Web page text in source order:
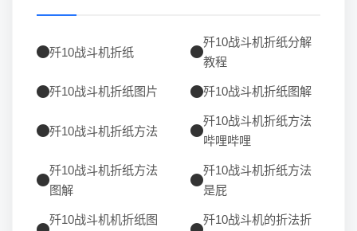
歼10战斗机折纸
歼10战斗机折纸分解
教程
歼10战斗机折纸图片 歼10战斗机折纸图解
歼10战斗机折纸方法
歼10战斗机折纸方法
哔哩哔哩
歼10战斗机折纸方法
图解
歼10战斗机折纸方法
是屁
歼10战斗机机折纸图
歼10战斗机的折法折